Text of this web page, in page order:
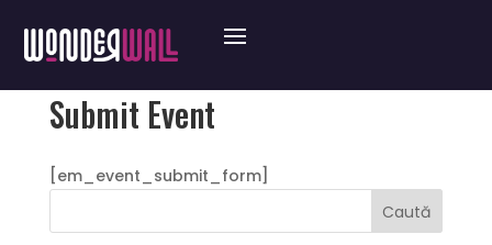
Submit Event
[em_event_submit_form]
Caută